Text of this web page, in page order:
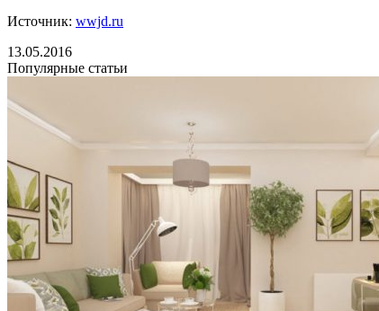
Источник: wwjd.ru
13.05.2016
Популярные статьи